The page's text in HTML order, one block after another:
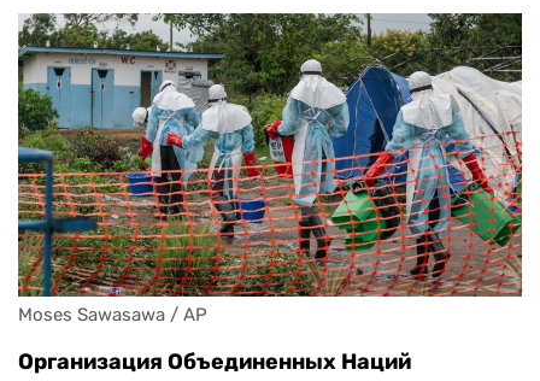
Moses Sawasawa / AP
Организация Объединенных Наций